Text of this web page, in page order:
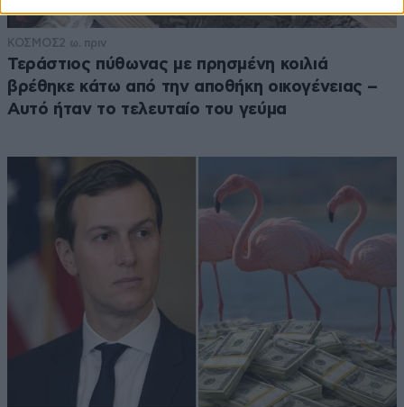
ΚΟΣΜΟΣ2 ω. πριν
Τεράστιος πύθωνας με πρησμένη κοιλιά
βρέθηκε κάτω από την αποθήκη οικογένειας –
Αυτό ήταν το τελευταίο του γεύμα